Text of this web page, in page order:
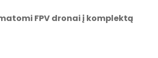
FPV dronai į komplektą